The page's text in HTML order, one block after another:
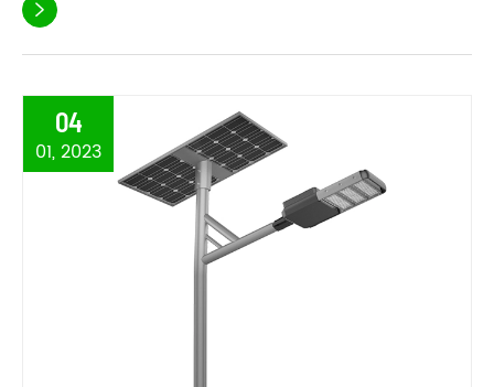

04
01, 2023